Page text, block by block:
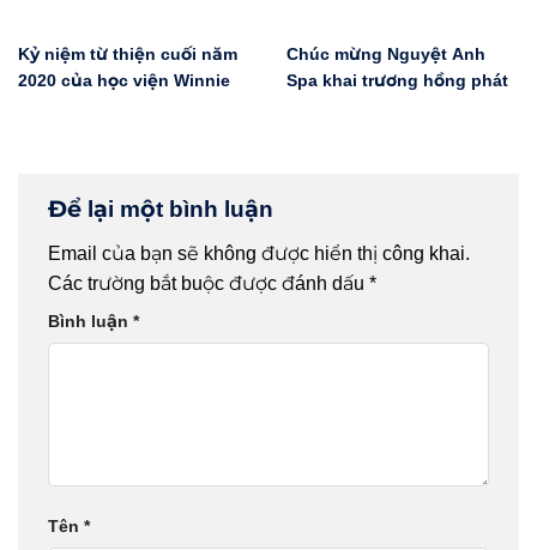
Kỷ niệm từ thiện cuối năm
2020 của học viện Winnie
Chúc mừng Nguyệt Anh
Spa khai trương hồng phát
Để lại một bình luận
Email của bạn sẽ không được hiển thị công khai.
Các trường bắt buộc được đánh dấu *
Bình luận *
Tên *